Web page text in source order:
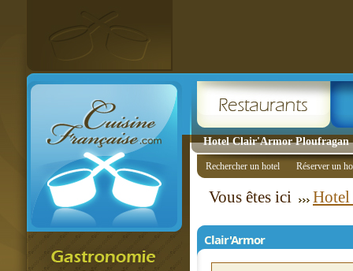
Hotel Clair'Armor Ploufragan
Rechercher un hotel Réserver un
Vous êtes ici Hotel
Clair'Armor